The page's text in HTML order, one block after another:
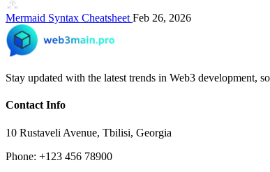
Mermaid Syntax Cheatsheet Feb 26, 2026
Stay updated with the latest trends in Web3 development,
Contact Info
10 Rustaveli Avenue, Tbilisi, Georgia
Phone: +123 456 78900